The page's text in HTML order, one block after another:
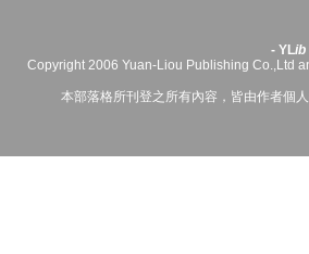
- YLib
Copyright 2006 Yuan-Liou Publishing Co.,Ltd
本部落格所刊登之所有內容，皆由作者個